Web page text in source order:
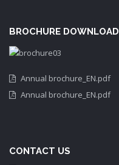
BROCHURE DOWNLOAD
Annual brochure_EN.pdf
Annual brochure_EN.pdf
CONTACT US